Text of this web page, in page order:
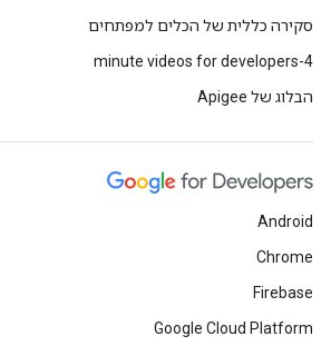
סקירה כללית של הכלים למפתחים
4-minute videos for developers
הבלוג של Apigee
Android
Chrome
Firebase
Google Cloud Platform